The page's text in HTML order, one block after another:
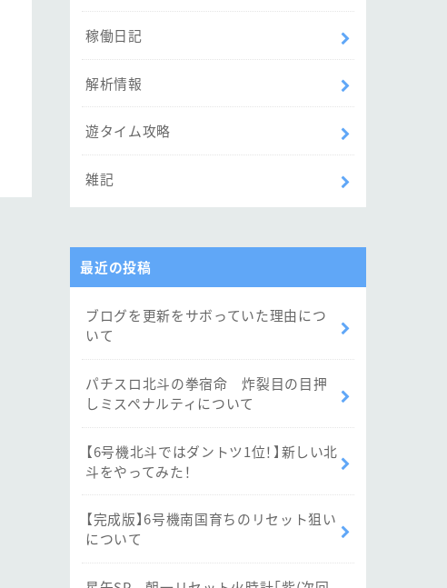
稼働日記
解析情報
遊タイム攻略
雑記
最近の投稿
ブログを更新をサボっていた理由につ
いて
パチスロ北斗の拳宿命 炸裂目の目押
しミスペナルティについて
【6号機北斗ではダントツ1位！】新しい北
斗をやってみた！
【完成版】6号機南国育ちのリセット狙い
について